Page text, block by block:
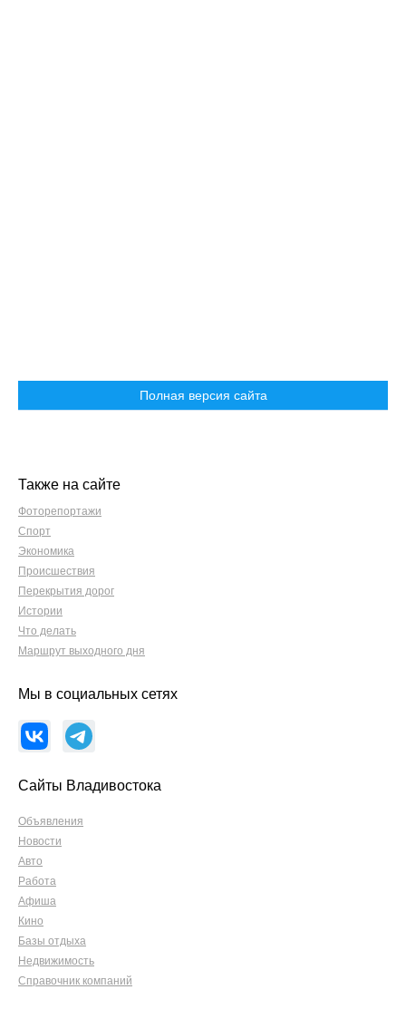
Полная версия сайта
Также на сайте
Фоторепортажи
Спорт
Экономика
Происшествия
Перекрытия дорог
Истории
Что делать
Маршрут выходного дня
Мы в социальных сетях
Сайты Владивостока
Объявления
Новости
Авто
Работа
Афиша
Кино
Базы отдыха
Недвижимость
Справочник компаний